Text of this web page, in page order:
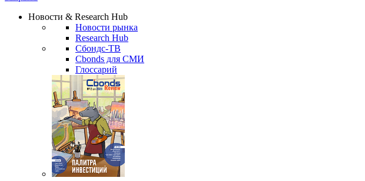
Надстройка XLS
Сбондс Люди
Новости & Research Hub
Новости рынка
Research Hub
Сбондс-ТВ
Cbonds для СМИ
Глоссарий